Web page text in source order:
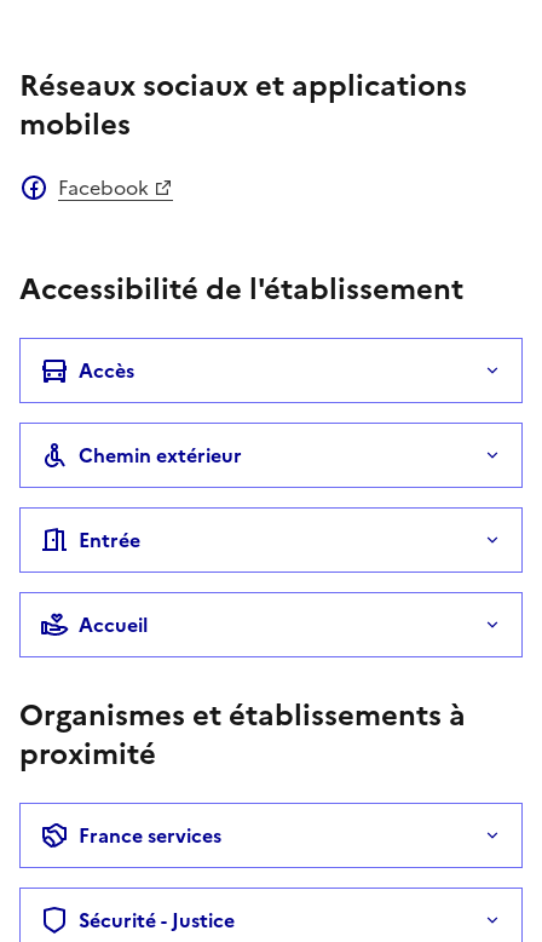
Réseaux sociaux et applications
mobiles
Facebook
Accessibilité de l'établissement
Accès
Chemin extérieur
Entrée
Accueil
Organismes et établissements à
proximité
France services
Sécurité - Justice